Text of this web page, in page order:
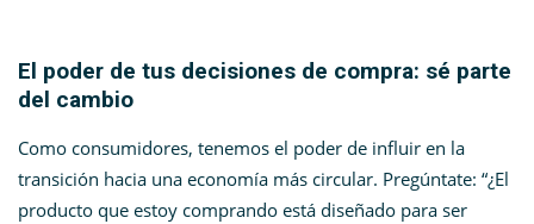
El poder de tus decisiones de compra: sé parte
del cambio
Como consumidores, tenemos el poder de influir en la
transición hacia una economía más circular. Pregúntate: “¿El
producto que estoy comprando está diseñado para ser